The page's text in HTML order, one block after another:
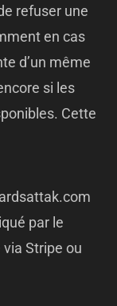
refuser une
en cas
d’un même
si les
Cette
par le
Stripe ou